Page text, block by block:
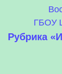
ГБОУ
Рубрика